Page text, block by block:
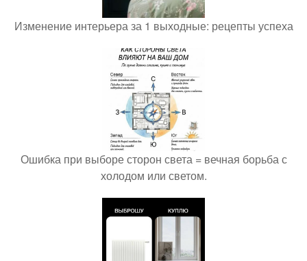
Изменение интерьера за 1 выходные: рецепты успеха
Ошибка при выборе сторон света = вечная борьба с
холодом или светом.